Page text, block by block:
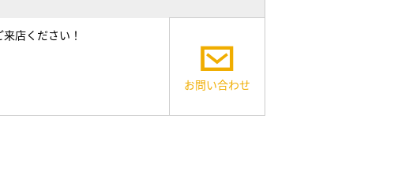
店ください！
お問い合わせ